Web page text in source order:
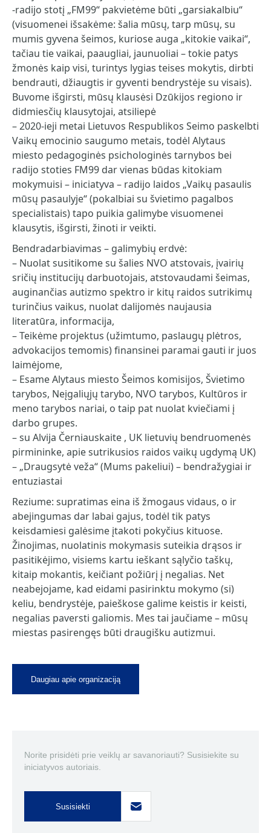
-radijo stotį „FM99“ pakvietėme būti „garsiakalbiu“
(visuomenei išsakėme: šalia mūsų, tarp mūsų, su
mumis gyvena šeimos, kuriose auga „kitokie vaikai“,
tačiau tie vaikai, paaugliai, jaunuoliai – tokie patys
žmonės kaip visi, turintys lygias teises mokytis, dirbti
bendrauti, džiaugtis ir gyventi bendrystėje su visais).
Buvome išgirsti, mūsų klausėsi Dzūkijos regiono ir
didmiesčių klausytojai, atsiliepė
– 2020-ieji metai Lietuvos Respublikos Seimo paskelbti
Vaikų emocinio saugumo metais, todėl Alytaus
miesto pedagoginės psichologinės tarnybos bei
radijo stoties FM99 dar vienas būdas kitokiam
mokymuisi – iniciatyva – radijo laidos „Vaikų pasaulis
mūsų pasaulyje“ (pokalbiai su švietimo pagalbos
specialistais) tapo puikia galimybe visuomenei
klausytis, išgirsti, žinoti ir veikti.
Bendradarbiavimas – galimybių erdvė:
– Nuolat susitikome su šalies NVO atstovais, įvairių
sričių institucijų darbuotojais, atstovaudami šeimas,
auginančias autizmo spektro ir kitų raidos sutrikimų
turinčius vaikus, nuolat dalijomės naujausia
literatūra, informacija,
– Teikėme projektus (užimtumo, paslaugų plėtros,
advokacijos temomis) finansinei paramai gauti ir juos
laimėjome,
– Esame Alytaus miesto Šeimos komisijos, Švietimo
tarybos, Neįgaliųjų tarybo, NVO tarybos, Kultūros ir
meno tarybos nariai, o taip pat nuolat kviečiami į
darbo grupes.
– su Alvija Černiauskaite , UK lietuvių bendruomenės
pirmininke, apie sutrikusios raidos vaikų ugdymą UK)
– „Draugsytė veža“ (Mums pakeliui) – bendražygiai ir
entuziastai
Reziume: supratimas eina iš žmogaus vidaus, o ir
abejingumas dar labai gajus, todėl tik patys
keisdamiesi galėsime įtakoti pokyčius kituose.
Žinojimas, nuolatinis mokymasis suteikia drąsos ir
pasitikėjimo, visiems kartu ieškant sąlyčio taškų,
kitaip mokantis, keičiant požiūrį į negalias. Net
neabejojame, kad eidami pasirinktu mokymo (si)
keliu, bendrystėje, paieškose galime keistis ir keisti,
negalias paversti galiomis. Mes tai jaučiame – mūsų
miestas pasirengęs būti draugišku autizmui.
Daugiau apie organizaciją
Norite prisidėti prie veiklų ar savanoriauti? Susisiekite su
iniciatyvos autoriais.
Susisiekti